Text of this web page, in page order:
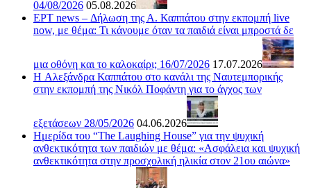
04/08/2026 05.08.2026
ΕΡΤ news – Δήλωση της Α. Καππάτου στην εκπομπή live
now, με θέμα: Τι κάνουμε όταν τα παιδιά είναι μπροστά δε
μια οθόνη και το καλοκαίρι; 16/07/2026 17.07.2026
H Αλεξάνδρα Καππάτου στο κανάλι της Ναυτεμπορικής
στην εκπομπή της Νικόλ Ποφάντη για το άγχος των
εξετάσεων 28/05/2026 04.06.2026
Ημερίδα του “The Laughing House” για την ψυχική
ανθεκτικότητα των παιδιών με θέμα: «Ασφάλεια και ψυχική
ανθεκτικότητα στην προσχολική ηλικία στον 21ου αιώνα»